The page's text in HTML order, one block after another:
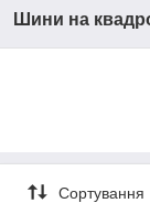
Шини на
Сортування